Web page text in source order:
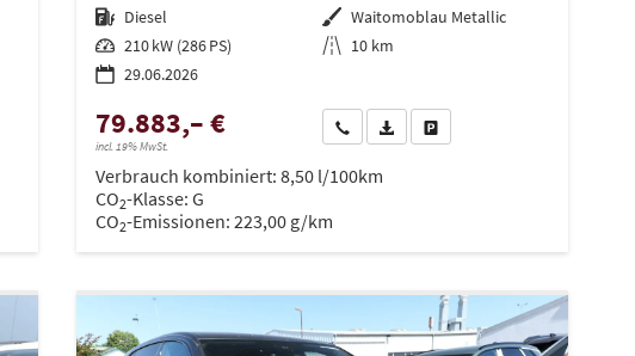
drucken
oder vergleichen
Kraftstoff Diesel Außenfarbe Waitomoblau Metallic
Leistung 210 kW (286 PS) Kilometerstand 10 km
29.06.2026
79.883,– €
incl. 19% MwSt.
Wir rufen Sie anPDF-Datei, Fahrzeugexposé drucken
Drucken, parken oder
Verbrauch kombiniert: 8,50 l/100km
CO2-Klasse: G
CO2-Emissionen: 223,00 g/km